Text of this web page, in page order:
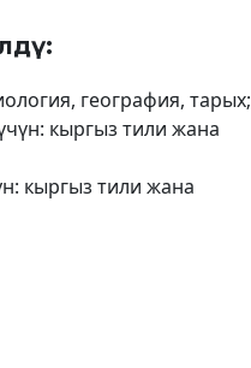
география, тарых;
кыргыз тили жана
кыргыз тили жана